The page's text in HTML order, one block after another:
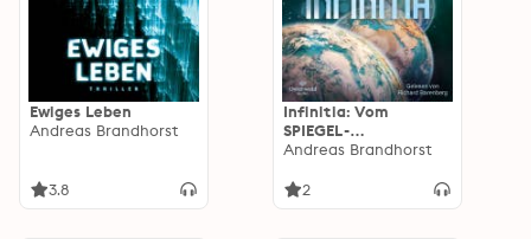
Ewiges Leben
Andreas Brandhorst
3.8
Infinitia: Vom
SPIEGEL-
Bestsellerautor des
Science-Fiction-Epos'
Andreas Brandhorst
2